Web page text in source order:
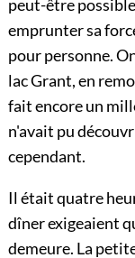
peut-être
emprunter sa
pour personne.
lac Grant, en
fait encore un
n'avait pu
cependant.
Il était quatre
dîner exigeaient
demeure. La